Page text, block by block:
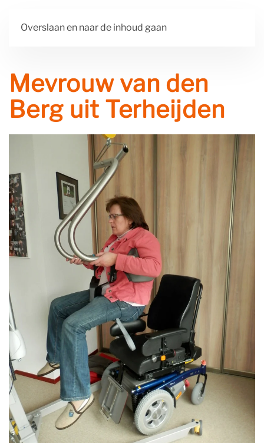
Overslaan en naar de inhoud gaan
Mevrouw van den
Berg uit Terheijden